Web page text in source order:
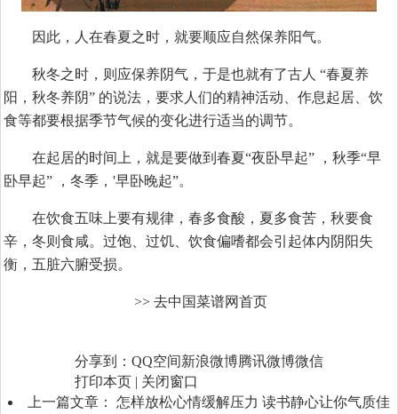
因此，人在春夏之时，就要顺应自然保养阳气。
秋冬之时，则应保养阴气，于是也就有了古人 “春夏养
阳，秋冬养阴” 的说法，要求人们的精神活动、作息起居、饮
食等都要根据季节气候的变化进行适当的调节。
在起居的时间上，就是要做到春夏“夜卧早起” ，秋季“早
卧早起” ，冬季，'早卧晚起”。
在饮食五味上要有规律，春多食酸，夏多食苦，秋要食
辛，冬则食咸。过饱、过饥、饮食偏嗜都会引起体内阴阳失
衡，五脏六腑受损。
>> 去中国菜谱网首页
分享到： QQ空间新浪微博腾讯微博微信
打印本页 | 关闭窗口
上一篇文章： 怎样放松心情缓解压力 读书静心让你气质佳